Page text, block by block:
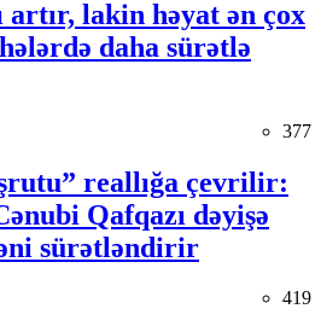
lakin həyat ən çox
daha sürətlə
377
reallığa çevrilir:
Qafqazı dəyişə
sürətləndirir
419